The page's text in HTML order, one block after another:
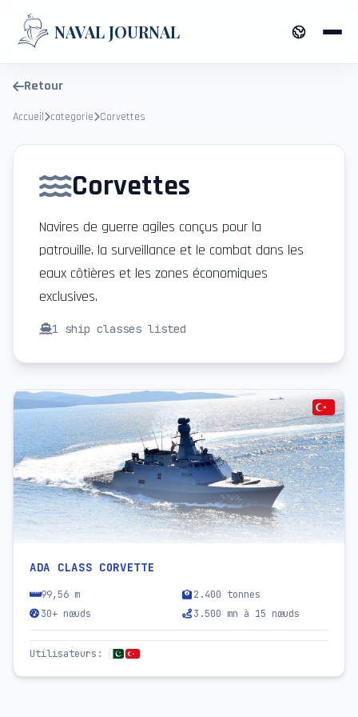
NAVAL JOURNAL
Retour
Accueil categorie Corvettes
Corvettes
Navires de guerre agiles conçus pour la
patrouille, la surveillance et le combat dans les
eaux côtières et les zones économiques
exclusives.
1 ship classes listed
ADA CLASS CORVETTE
99,56 m
2.400 tonnes
30+ nœuds
3.500 mn à 15 nœuds
Utilisateurs :